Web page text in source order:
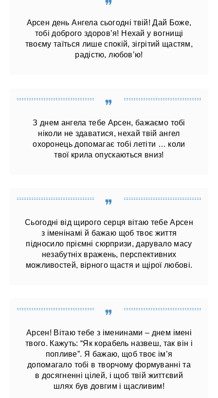
Арсен день Ангела сьогодні твій! Дай Боже,
тобі доброго здоров’я! Нехай у вогнищі
твоєму таїться лише спокій, зігрітий щастям,
радістю, любов’ю!
З днем ​​ангела тебе Арсен, бажаємо тобі
ніколи не здаватися, нехай твій ангел
охоронець допомагає тобі летіти … коли
твої крила опускаються вниз!
Сьогодні від щирого серця вітаю тебе Арсен
з іменінамі й бажаю щоб твоє життя
підносило пріємні сюрпризи, дарувало масу
незабутніх вражень, перспективних
можливостей, вірного щастя и щірої любові.
Арсен! Вітаю тебе з іменинами – днем ​​імені
твого. Кажуть: “Як корабель назвеш, так він і
попливе”. Я бажаю, щоб твоє ім’я
допомагало тобі в творчому формуванні та
в досягненні цілей, і щоб твій життєвий
шлях був довгим і щасливим!